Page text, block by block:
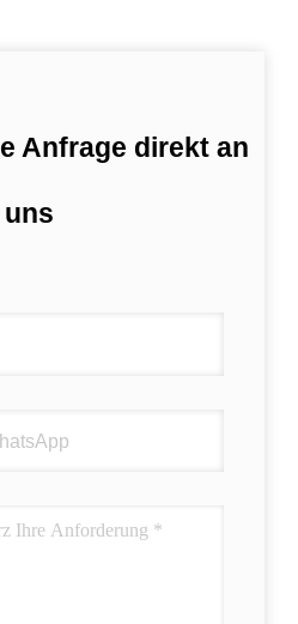
Anfrage direkt an
uns